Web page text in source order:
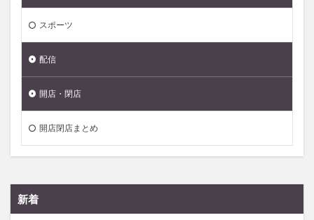
スポーツ
配信
開店・閉店
開店閉店まとめ
新着